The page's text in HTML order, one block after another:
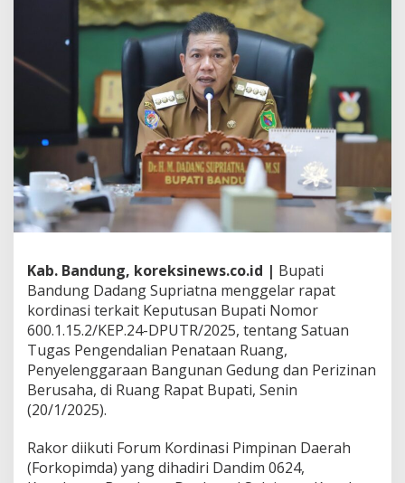
g
T
b
t
k
a
K
S
a
t
a
s
e
n
g
e
n
d
i
a
Kab. Bandung, koreksinews.co.id | Bupati
Bandung Dadang Supriatna menggelar rapat
kordinasi terkait Keputusan Bupati Nomor
600.1.15.2/KEP.24-DPUTR/2025, tentang Satuan
Tugas Pengendalian Penataan Ruang,
Penyelenggaraan Bangunan Gedung dan Perizinan
Berusaha, di Ruang Rapat Bupati, Senin
(20/1/2025).
Rakor diikuti Forum Kordinasi Pimpinan Daerah
(Forkopimda) yang dihadiri Dandim 0624,